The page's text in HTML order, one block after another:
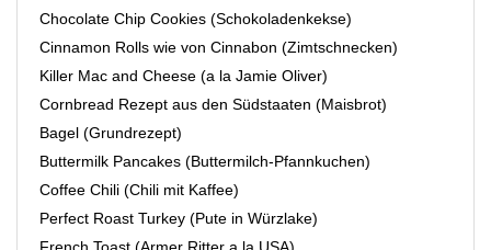
Chocolate Chip Cookies (Schokoladenkekse)
Cinnamon Rolls wie von Cinnabon (Zimtschnecken)
Killer Mac and Cheese (a la Jamie Oliver)
Cornbread Rezept aus den Südstaaten (Maisbrot)
Bagel (Grundrezept)
Buttermilk Pancakes (Buttermilch-Pfannkuchen)
Coffee Chili (Chili mit Kaffee)
Perfect Roast Turkey (Pute in Würzlake)